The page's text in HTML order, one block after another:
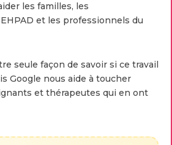
les familles, les
et les professionnels du
seule façon de savoir si ce travail
Google nous aide à toucher
et thérapeutes qui en ont